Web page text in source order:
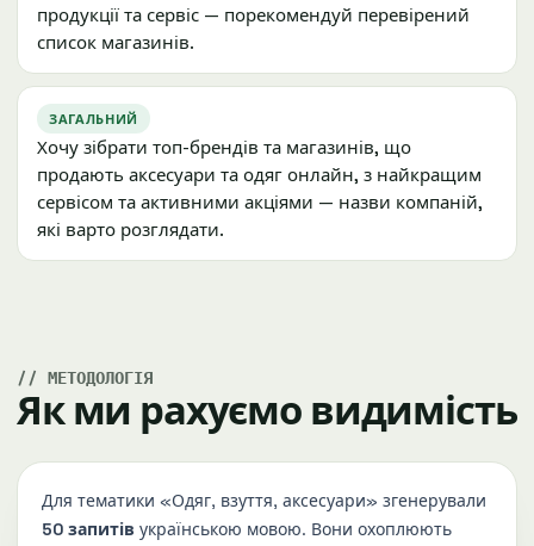
продукції та сервіс — порекомендуй перевірений
список магазинів.
ЗАГАЛЬНИЙ
Хочу зібрати топ-брендів та магазинів, що
продають аксесуари та одяг онлайн, з найкращим
сервісом та активними акціями — назви компаній,
які варто розглядати.
МЕТОДОЛОГІЯ
Як ми рахуємо видимість
Для тематики «Одяг, взуття, аксесуари» згенерували
50 запитів українською мовою. Вони охоплюють